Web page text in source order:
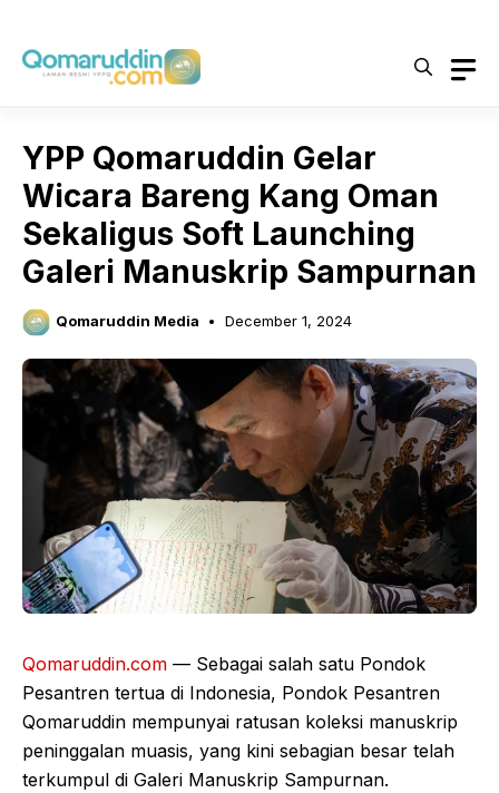
content
YPP Qomaruddin Gelar
Wicara Bareng Kang Oman
Sekaligus Soft Launching
Galeri Manuskrip Sampurnan
Qomaruddin Media December 1, 2024
Qomaruddin.com — Sebagai salah satu Pondok
Pesantren tertua di Indonesia, Pondok Pesantren
Qomaruddin mempunyai ratusan koleksi manuskrip
peninggalan muasis, yang kini sebagian besar telah
terkumpul di Galeri Manuskrip Sampurnan.